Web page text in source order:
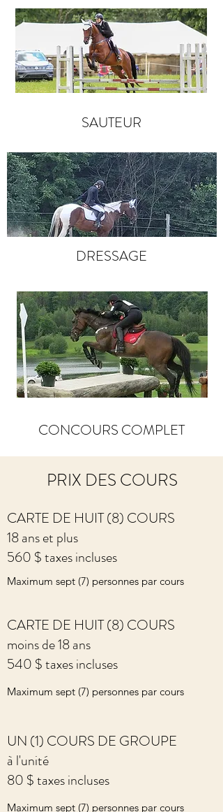
SAUTEUR
DRESSAGE
CONCOURS COMPLET
PRIX DES COURS
CARTE DE HUIT (8) COURS
18 ans et plus
560 $ taxes incluses
Maximum sept (7) personnes par cours
CARTE DE HUIT (8) COURS
moins de 18 ans
540 $ taxes incluses
Maximum sept (7) personnes par cours
UN (1) COURS DE GROUPE
à l'unité
80 $ taxes incluses
Maximum sept (7) personnes par cours